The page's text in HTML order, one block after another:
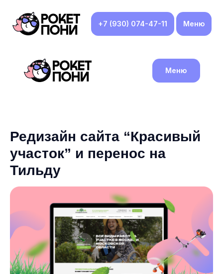
+7 (930) 074-47-11 Меню
Меню
Редизайн сайта “Красивый
участок” и перенос на
Тильду